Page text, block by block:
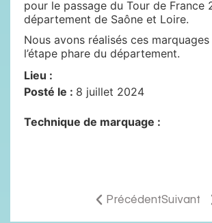
pour le passage du Tour de France
département de Saône et Loire.
Nous avons réalisés ces
l’étape phare du département.
Lieu :
Posté le : 8 juillet 2024
Technique de marquage :
PrécédentSuivant